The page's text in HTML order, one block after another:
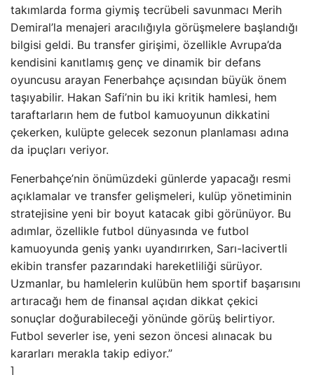
takımlarda forma giymiş tecrübeli savunmacı Merih
Demiral’la menajeri aracılığıyla görüşmelere başlandığı
bilgisi geldi. Bu transfer girişimi, özellikle Avrupa’da
kendisini kanıtlamış genç ve dinamik bir defans
oyuncusu arayan Fenerbahçe açısından büyük önem
taşıyabilir. Hakan Safi’nin bu iki kritik hamlesi, hem
taraftarların hem de futbol kamuoyunun dikkatini
çekerken, kulüpte gelecek sezonun planlaması adına
da ipuçları veriyor.
Fenerbahçe’nin önümüzdeki günlerde yapacağı resmi
açıklamalar ve transfer gelişmeleri, kulüp yönetiminin
stratejisine yeni bir boyut katacak gibi görünüyor. Bu
adımlar, özellikle futbol dünyasında ve futbol
kamuoyunda geniş yankı uyandırırken, Sarı-lacivertli
ekibin transfer pazarındaki hareketliliği sürüyor.
Uzmanlar, bu hamlelerin kulübün hem sportif başarısını
artıracağı hem de finansal açıdan dikkat çekici
sonuçlar doğurabileceği yönünde görüş belirtiyor.
Futbol severler ise, yeni sezon öncesi alınacak bu
kararları merakla takip ediyor.”
]